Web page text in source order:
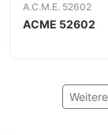
A.C.M.E. 52602
ACME 52602